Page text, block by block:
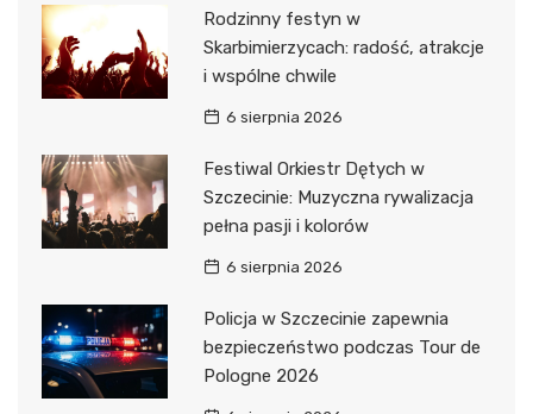
Rodzinny festyn w
Skarbimierzycach: radość, atrakcje
i wspólne chwile
6 sierpnia 2026
Festiwal Orkiestr Dętych w
Szczecinie: Muzyczna rywalizacja
pełna pasji i kolorów
6 sierpnia 2026
Policja w Szczecinie zapewnia
bezpieczeństwo podczas Tour de
Pologne 2026